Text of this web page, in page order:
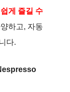
게 즐길 수
하고, 자동
다.